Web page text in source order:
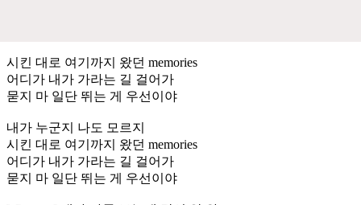
시킨 대로 여기까지 왔던 memories
어디가 내가 가라는 길 걸어가
묻지 마 일단 뛰는 게 우선이야
내가 누군지 나도 모르지
시킨 대로 여기까지 왔던 memories
어디가 내가 가라는 길 걸어가
묻지 마 일단 뛰는 게 우선이야